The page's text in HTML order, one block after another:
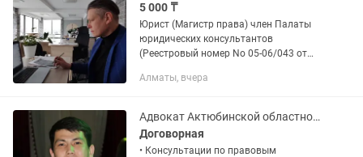
5 000 ₸
Юрист (Магистр права) член Палаты
юридических консультантов
(Реестровый номер No 05-06/043 от
много выигрышных дел!! Законы и
Алматы, вчера
Адвокат Актюбинской областной коллегии по уголовным Корпешев Е.Н.
Договорная
• Консультации по правовым